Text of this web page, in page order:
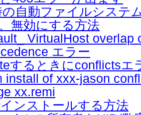
の自動ファイルシステ
無効にする方法
VirtualHost overlap
エラー
するときにconflictsエ
install of xxx-jason
xx.remi
ンストールする方法